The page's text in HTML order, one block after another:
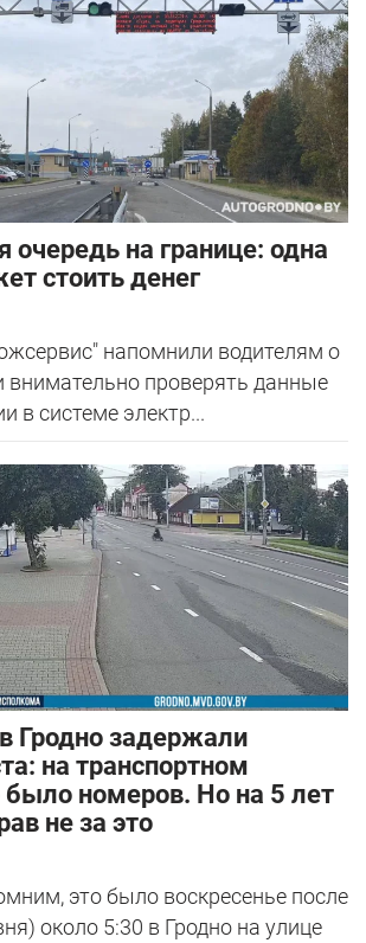
очередь на границе: одна
стоить денег
напомнили водителям о
внимательно проверять данные
в системе электр...
Гродно задержали
на транспортном
было номеров. Но на 5 лет
не за это
это было воскресенье после
около 5:30 в Гродно на улице